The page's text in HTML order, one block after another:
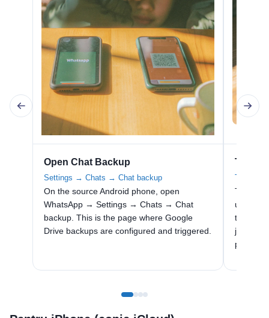
Open Chat Backup
Settings → Chats → Chat backup
On the source Android phone, open
WhatsApp → Settings → Chats → Chat
backup. This is the page where Google
Drive backups are configured and triggered.
Tap
Trigger
Tap
uploads
to the
just
phone